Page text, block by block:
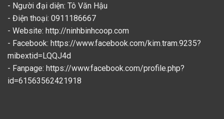
- Người đại diện: Tô Văn Hậu
- Điện thoại: 0911186667
- Website: http://ninhbinhcoop.com
- Facebook: https://www.facebook.com/kim.tram.9235?
mibextid=LQQJ4d
- Fanpage: https://www.facebook.com/profile.php?
id=61563562421918